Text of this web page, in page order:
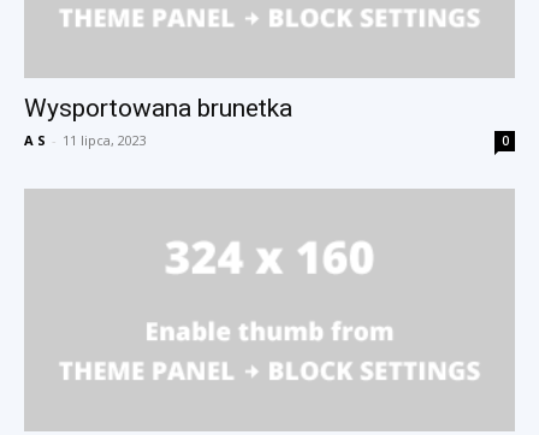
Wysportowana brunetka
A S - 11 lipca, 2023 0